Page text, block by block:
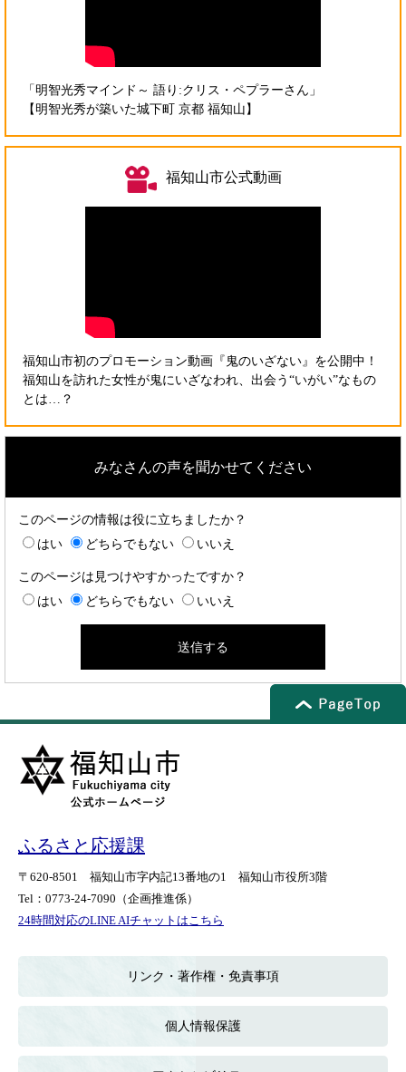
「明智光秀マインド～ 語り:クリス・ペプラーさん」
【明智光秀が築いた城下町 京都 福知山】
福知山市公式動画
福知山市初のプロモーション動画『鬼のいざない』を公開中！
福知山を訪れた女性が鬼にいざなわれ、出会う“いがい”なもの
とは…？
みなさんの声を聞かせてください
このページの情報は役に立ちましたか？
はい
どちらでもない いいえ
このページは見つけやすかったですか？
はい
どちらでもない いいえ
ふるさと応援課
〒620-8501 福知山市字内記13番地の1 福知山市役所3階
Tel：0773-24-7090 （企画推進係）
24時間対応のLINE AIチャットはこちら
外
ン
リンク・著作権・免責事項
個人情報保護